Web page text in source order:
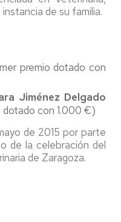
de su familia.
premio dotado con
Jiménez Delgado
dotado con 1.000 €)
de 2015 por parte
de la celebración del
de Zaragoza.